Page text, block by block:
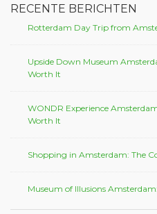
RECENTE BERICHTEN
Rotterdam Day Trip from
Upside Down Museum
Worth It
WONDR Experience
Worth It
Shopping in Amsterdam: The
Museum of Illusions